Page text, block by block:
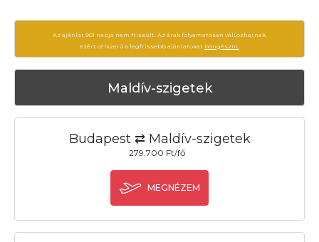
Az ajánlat 901 napja nem frissült. Az árak folyamatosan változhatnak,
ezért célszerű a legfrissebb ajánlatokat böngészni.
Maldív-szigetek
Budapest ⇄ Maldív-szigetek
279.700 Ft/fő
MEGNÉZEM